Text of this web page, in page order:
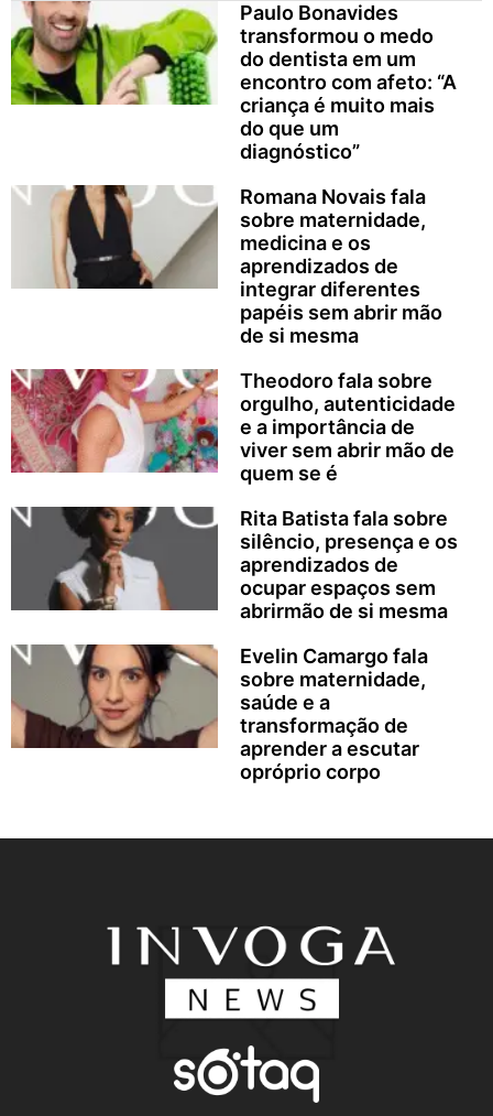
Paulo Bonavides
transformou o medo
do dentista em um
encontro com afeto: “A
criança é muito mais
do que um
diagnóstico”
Romana Novais fala
sobre maternidade,
medicina e os
aprendizados de
integrar diferentes
papéis sem abrir mão
de si mesma
Theodoro fala sobre
orgulho, autenticidade
e a importância de
viver sem abrir mão de
quem se é
Rita Batista fala sobre
silêncio, presença e os
aprendizados de
ocupar espaços sem
abrirmão de si mesma
Evelin Camargo fala
sobre maternidade,
saúde e a
transformação de
aprender a escutar
opróprio corpo